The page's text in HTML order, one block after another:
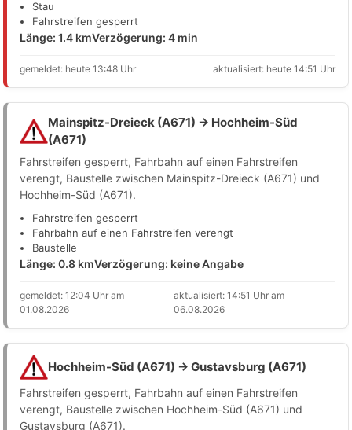
Stau
Fahrstreifen gesperrt
Länge: 1.4 kmVerzögerung: 4 min
gemeldet: heute 13:48 Uhr aktualisiert: heute 14:51 Uhr
Mainspitz-Dreieck (A671) → Hochheim-Süd
(A671)
Fahrstreifen gesperrt, Fahrbahn auf einen Fahrstreifen
verengt, Baustelle zwischen Mainspitz-Dreieck (A671) und
Hochheim-Süd (A671).
Fahrstreifen gesperrt
Fahrbahn auf einen Fahrstreifen verengt
Baustelle
Länge: 0.8 kmVerzögerung: keine Angabe
gemeldet: 12:04 Uhr am
01.08.2026
aktualisiert: 14:51 Uhr am
06.08.2026
Hochheim-Süd (A671) → Gustavsburg (A671)
Fahrstreifen gesperrt, Fahrbahn auf einen Fahrstreifen
verengt, Baustelle zwischen Hochheim-Süd (A671) und
Gustavsburg (A671).